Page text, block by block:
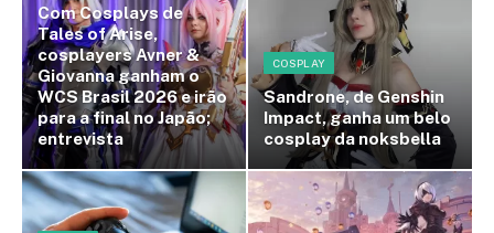
Com Cosplays de
Tales of Arise,
cosplayers Avner &
Giovanna ganham o
WCS Brasil 2026 e irão
para a final no Japão;
entrevista
COSPLAY
Sandrone, de Genshin
Impact, ganha um belo
cosplay da noksbella